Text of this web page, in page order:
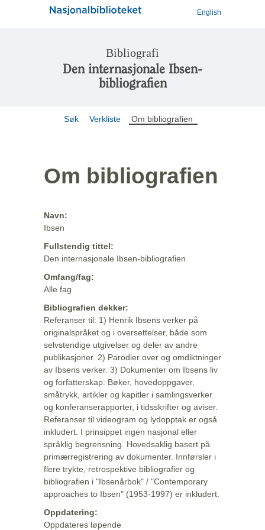
English
Bibliografi
Den internasjonale Ibsen-
bibliografien
Søk Verkliste Om bibliografien
Om bibliografien
Navn:
Ibsen
Fullstendig tittel:
Den internasjonale Ibsen-bibliografien
Omfang/fag:
Alle fag
Bibliografien dekker:
Referanser til: 1) Henrik Ibsens verker på
originalspråket og i oversettelser, både som
selvstendige utgivelser og deler av andre
publikasjoner. 2) Parodier over og omdiktninger
av Ibsens verker. 3) Dokumenter om Ibsens liv
og forfatterskap: Bøker, hovedoppgaver,
småtrykk, artikler og kapitler i samlingsverker
og konferanserapporter, i tidsskrifter og aviser.
Referanser til videogram og lydopptak er også
inkludert. I prinsippet ingen nasjonal eller
språklig begrensning. Hovedsaklig basert på
primærregistrering av dokumenter. Innførsler i
flere trykte, retrospektive bibliografier og
bibliografien i "Ibsenårbok" / "Contemporary
approaches to Ibsen" (1953-1997) er inkludert.
Oppdatering:
Oppdateres løpende